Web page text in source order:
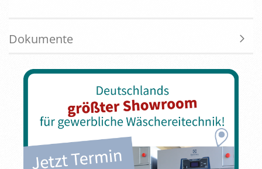
Dokumente